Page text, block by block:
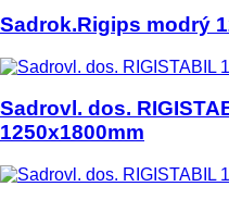
Sadrok.Rigips modrý
Sadrovl. dos.
1250x1800mm